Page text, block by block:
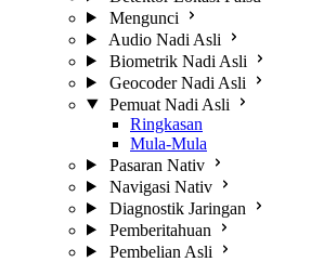
Mengunci
Audio Nadi Asli
Biometrik Nadi Asli
Geocoder Nadi Asli
Pemuat Nadi Asli
Ringkasan
Mula-Mula
Pasaran Nativ
Navigasi Nativ
Diagnostik Jaringan
Pemberitahuan
Pembelian Asli